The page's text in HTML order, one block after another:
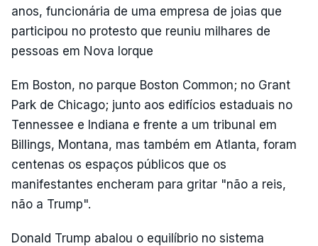
anos, funcionária de uma empresa de joias que
participou no protesto que reuniu milhares de
pessoas em Nova Iorque
Em Boston, no parque Boston Common; no Grant
Park de Chicago; junto aos edifícios estaduais no
Tennessee e Indiana e frente a um tribunal em
Billings, Montana, mas também em Atlanta, foram
centenas os espaços públicos que os
manifestantes encheram para gritar "não a reis,
não a Trump".
Donald Trump abalou o equilíbrio no sistema